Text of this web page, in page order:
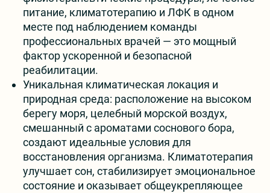
питание, климатотерапию и ЛФК в одном
месте под наблюдением команды
профессиональных врачей — это мощный
фактор ускоренной и безопасной
реабилитации.
Уникальная климатическая локация и
природная среда: расположение на высоком
берегу моря, целебный морской воздух,
смешанный с ароматами соснового бора,
создают идеальные условия для
восстановления организма. Климатотерапия
улучшает сон, стабилизирует эмоциональное
состояние и оказывает общеукрепляющее